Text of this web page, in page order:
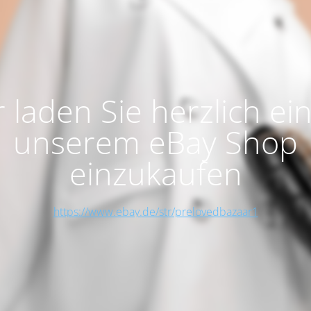
laden Sie herzlich
unserem eBay Shop
einzukaufen
https://www.ebay.de/str/prelovedbazaar1